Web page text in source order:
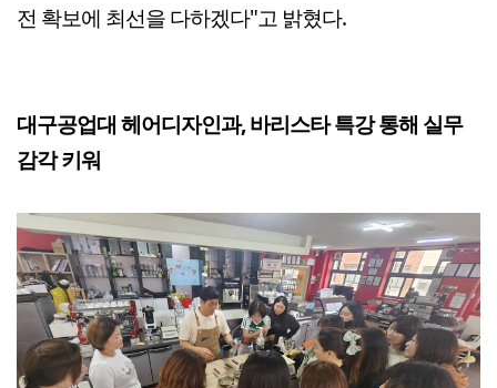
전 확보에 최선을 다하겠다"고 밝혔다.
대구공업대 헤어디자인과, 바리스타 특강 통해 실무
감각 키워